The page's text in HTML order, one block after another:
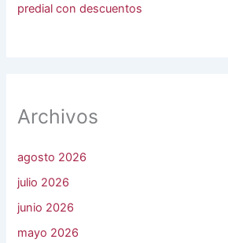
predial con descuentos
Archivos
agosto 2026
julio 2026
junio 2026
mayo 2026